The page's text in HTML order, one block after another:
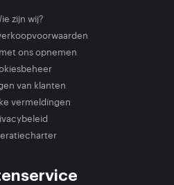
zijn wij?
ons opnemen
van klanten
vermeldingen